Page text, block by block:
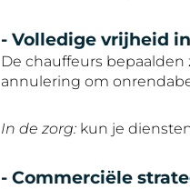
- Volledige vrijheid
De chauffeurs bepaalden
annulering om
In de zorg: kun je
- Commerciële